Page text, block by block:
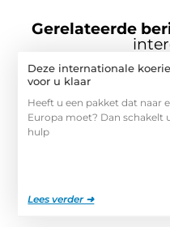
Gerelateerde
Deze internationale
voor u klaar
Heeft u een pakket dat naar
Europa moet? Dan schakelt
hulp
Lees verder ➜